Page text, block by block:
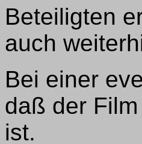
Beteiligten
auch
Bei einer
daß der
ist.